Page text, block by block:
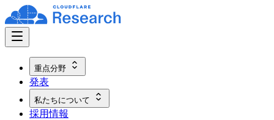
重点分野
発表
私たちについて
採用情報